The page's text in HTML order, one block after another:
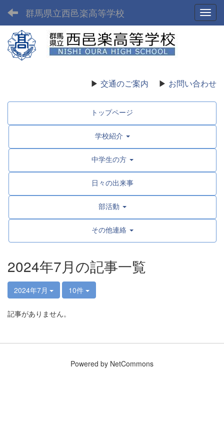
群馬県立西邑楽高等学校
▶ 交通のご案内 ▶ お問い合わせ
トップページ
学校紹介
中学生の方
日々の出来事
部活動
その他連絡
2024年7月の記事一覧
2024年7月 10件
記事がありません。
Powered by NetCommons